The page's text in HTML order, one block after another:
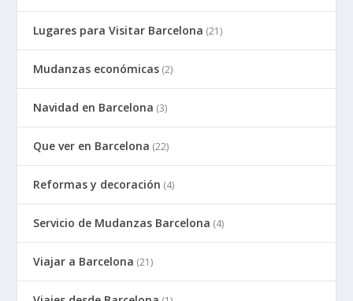
Lugares para Visitar Barcelona (21)
Mudanzas económicas (2)
Navidad en Barcelona (3)
Que ver en Barcelona (22)
Reformas y decoración (4)
Servicio de Mudanzas Barcelona (4)
Viajar a Barcelona (21)